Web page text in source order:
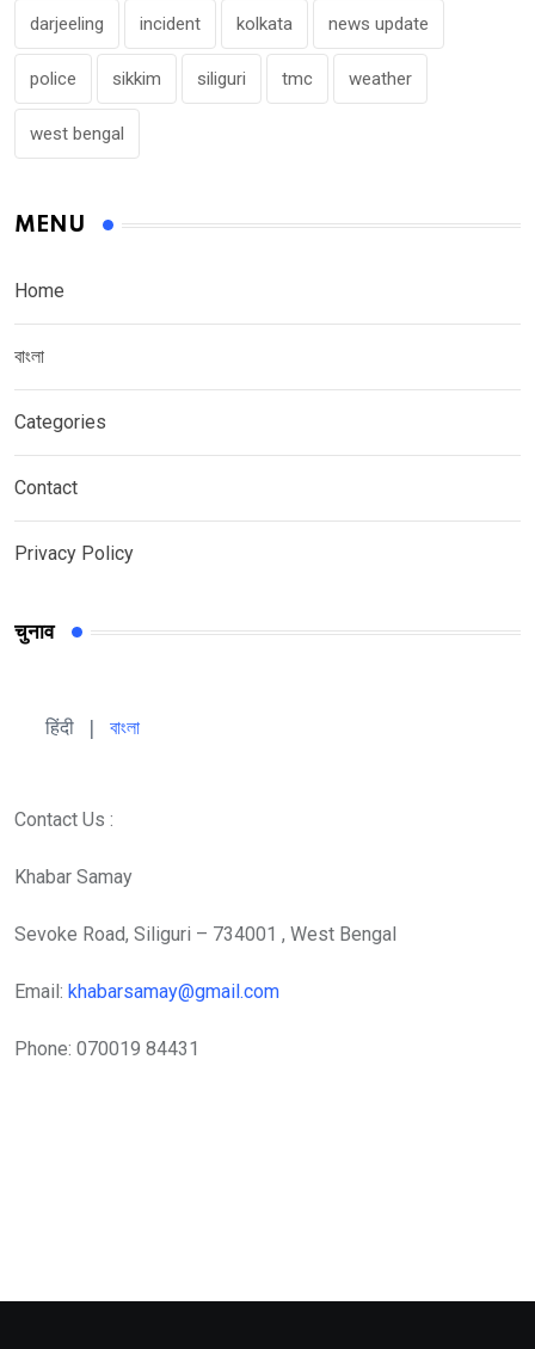
darjeeling incident kolkata news update
police sikkim siliguri tmc weather
west bengal
MENU
Home
বাংলা
Categories
Contact
Privacy Policy
चुनाव
हिंदी | বাংলা
Contact Us :
Khabar Samay
Sevoke Road, Siliguri – 734001 , West Bengal
Email: khabarsamay@gmail.com
Phone: 070019 84431